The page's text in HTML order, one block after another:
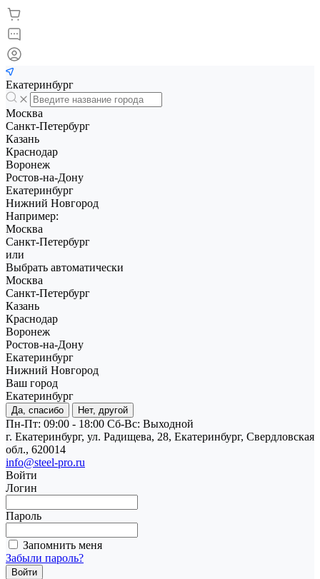
Екатеринбург
Москва
Санкт-Петербург
Казань
Краснодар
Воронеж
Ростов-на-Дону
Екатеринбург
Нижний Новгород
Например:
Москва
Санкт-Петербург
или
Выбрать автоматически
Москва
Санкт-Петербург
Казань
Краснодар
Воронеж
Ростов-на-Дону
Екатеринбург
Нижний Новгород
Ваш город
Екатеринбург
Да, спасибо Нет, другой
Пн-Пт: 09:00 - 18:00 Cб-Вс: Выходной
г. Екатеринбург, ул. Радищева, 28, Екатеринбург, Свердловская
обл., 620014
info@steel-pro.ru
Войти
Логин
Пароль
Запомнить меня
Забыли пароль?